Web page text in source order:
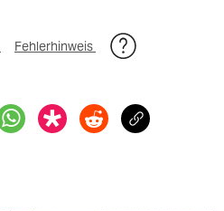
Fehlerhinweis